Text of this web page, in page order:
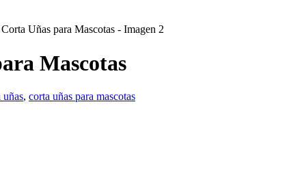
Mascotas
uñas, corta uñas para mascotas